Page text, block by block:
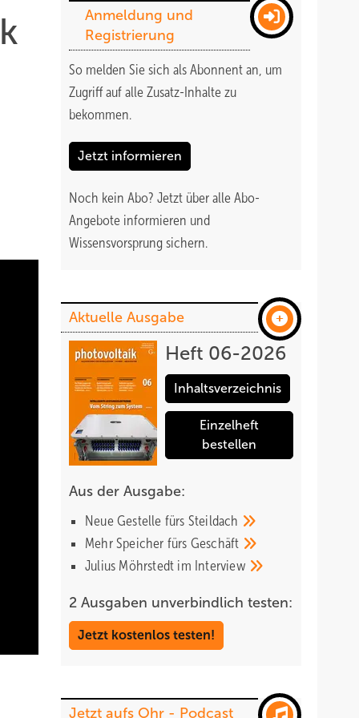
Anmeldung und
Registrierung
So melden Sie sich als Abonnent an, um
Zugriff auf alle Zusatz-Inhalte zu
bekommen.
Jetzt informieren
Noch kein Abo? Jetzt über alle Abo-
Angebote informieren und
Wissensvorsprung sichern.
Aktuelle Ausgabe
Heft 06-2026
Inhaltsverzeichnis
Einzelheft
bestellen
Aus der Ausgabe:
Neue Gestelle fürs Steildach
Mehr Speicher fürs Geschäft
Julius Möhrstedt im Interview
2 Ausgaben unverbindlich testen:
Jetzt kostenlos testen!
Jetzt aufs Ohr - Podcast